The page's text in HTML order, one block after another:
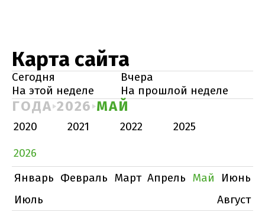
Карта сайта
Сегодня
Вчера
На этой неделе
На прошлой неделе
ГОДА 2026 МАЙ
2020 2021 2022
2025
2026
Январь Февраль Март Апрель Май
Июнь
Июль
Август